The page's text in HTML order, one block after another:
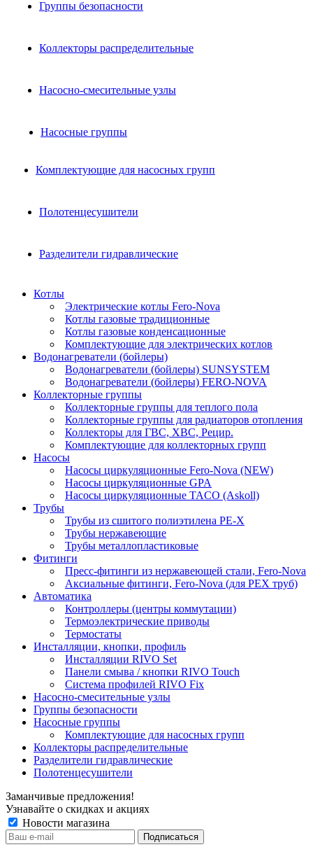
Группы безопасности
Коллекторы распределительные
Насосно-смесительные узлы
Насосные группы
Комплектующие для насосных групп
Полотенцесушители
Разделители гидравлические
Котлы
Электрические котлы Fero-Nova
Котлы газовые традиционные
Котлы газовые конденсационные
Комплектующие для электрических котлов
Водонагреватели (бойлеры)
Водонагреватели (бойлеры) SUNSYSTEM
Водонагреватели (бойлеры) FERO-NOVA
Коллекторные группы
Коллекторные группы для теплого пола
Коллекторные группы для радиаторов отопления
Коллекторы для ГВС, ХВС, Рецир.
Комплектующие для коллекторных групп
Насосы
Насосы циркуляционные Fero-Nova (NEW)
Насосы циркуляционные GPA
Насосы циркуляционные TACO (Askoll)
Трубы
Трубы из сшитого полиэтилена PE-X
Трубы нержавеющие
Трубы металлопластиковые
Фитинги
Пресс-фитинги из нержавеющей стали, Fero-Nova
Аксиальные фитинги, Fero-Nova (для PEX труб)
Автоматика
Контроллеры (центры коммутации)
Термоэлектрические приводы
Термостаты
Инсталляции, кнопки, профиль
Инсталляции RIVO Set
Панели смыва / кнопки RIVO Touch
Система профилей RIVO Fix
Насосно-смесительные узлы
Группы безопасности
Насосные группы
Комплектующие для насосных групп
Коллекторы распределительные
Разделители гидравлические
Полотенцесушители
Заманчивые предложения!
Узнавайте о скидках и акциях
Новости магазина